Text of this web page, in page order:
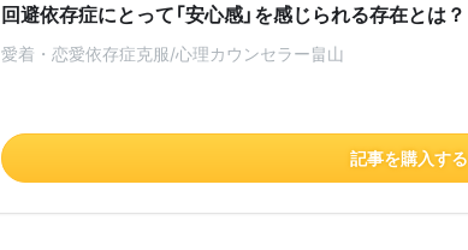
回避依存症にとって「安心感」を感じられる存在とは？
愛着・恋愛依存症克服/心理カウンセラー畠山
記事を購入する